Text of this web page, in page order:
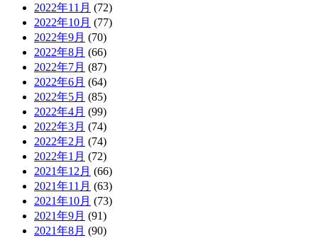
2022年11月 (72)
2022年10月 (77)
2022年9月 (70)
2022年8月 (66)
2022年7月 (87)
2022年6月 (64)
2022年5月 (85)
2022年4月 (99)
2022年3月 (74)
2022年2月 (74)
2022年1月 (72)
2021年12月 (66)
2021年11月 (63)
2021年10月 (73)
2021年9月 (91)
2021年8月 (90)